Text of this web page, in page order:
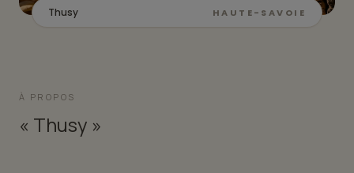
Thusy HAUTE-SAVOIE
À PROPOS
« Thusy »